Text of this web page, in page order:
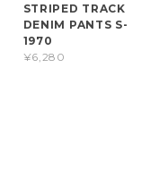
STRIPED TRACK
DENIM PANTS S-
1970
¥6,280